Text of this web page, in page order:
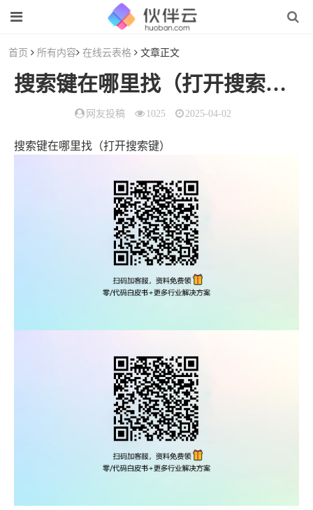
首页 所有内容 在线云表格 文章正文
搜索键在哪里找（打开搜索键）
网友投稿 1025 2025-04-02
搜索键在哪里找（打开搜索键）